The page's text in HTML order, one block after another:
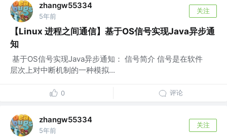
zhangw55334
5年前
关注
【Linux 进程之间通信】基于OS信号实现Java异步通
知
​ 基于OS信号实现Java异步通知： 信号简介 信号是在软件
层次上对中断机制的一种模拟...
0 评论
zhangw55334
5年前
关注